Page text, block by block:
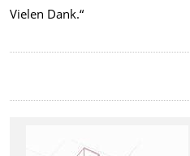
Vielen Dank.“